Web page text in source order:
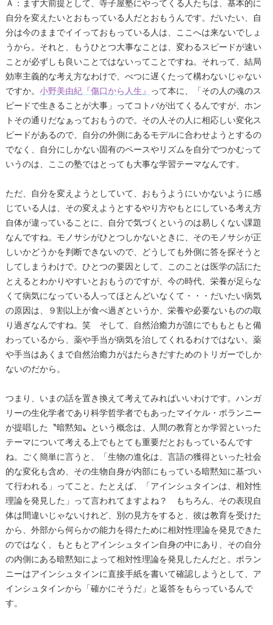
Ａ：まず大前提として、寺子屋塾にやってくる人たちは、基本的に
自分を変えたいとおもっている人だとおもうんです。だいたい、自
分は今のままでイイっておもっている人は、ここへは来ないでしょ
うから。それと、もうひとつ大事なことは、変わるスピードが速い
ことが必ずしも良いことではないってことですね。それって、結局
効率主義的な考え方なわけで、べつに遅くたって構わないじゃない
ですか。 小野美由紀『傷口から人生』って本に、「その人の魂のス
ピードで生きることが大事」ってコトバが出てくるんですが、ホン
トその通りだなぁっておもうので。その人その人に相応しい変化ス
ピードがあるので、自分の外側にあるモデルに合わせようとするの
でなく、自分にしかない固有のペースやリズムを自分でつかむって
いうのは、ここの塾ではとっても大事な学習テーマなんです。
ただ、自分を変えようとしていて、おもうようにいかないように感
じている人は、その変えようとするやり方やもとにしている考え方
自体が違っていることに、自分で気づくというのは易しくない課題
なんですね。モノサシがひとつしかないときに、そのモノサシが正
しいかどうかを判断できないので、どうしても外側に答を探そうと
してしまうわけで。ひとつの要因として、このことは医学の話にた
とえるとわかりやすいとおもうのですが、今の時代、栄養が足らな
くて病気になっている人ってほとんどいなくて・・・だいたい病気
の原因は、９割以上が食べ過ぎというか、栄養や必要ないものの取
り過ぎなんですね。笑 そして、自然治癒力が誰にでももともと備
わっているから、薬や手当が病気を治してくれるわけではない。薬
や手当はあくまで自然治癒力がはたらきだすためのトリガーでしか
ないのだから。
つまり、いまの話を置き換えて考えてみればいいわけです。ハンガ
リーの生化学者であり科学哲学者でもあったマイケル・ポランニー
が提唱した〝暗黙知〟という概念は、人間の教育とか学習といった
テーマについて考える上でもとても重要だとおもっているんです
ね。ごく簡単に言うと、「生物の進化は、言語の獲得といった社会
的な変化も含め、その生物自身が内部にもっている暗黙知に基づい
て行われる」ってこと。たとえば、「アインシュタインは、相対性
理論を発見した」って言われてますよね？ もちろん、その表現自
体は間違いじゃないけれど、別の見方をすると、彼は教育を受けた
から、外部から何らかの能力を得たために相対性理論を発見できた
のではなく、もともとアインシュタイン自身の中にあり、その自分
の内側にある暗黙知によって相対性理論を発見したんだと。ポラン
ニーはアインシュタインに直接手紙を書いて確認しようとして、ア
インシュタインから「確かにそうだ」と返答をもらっているんで
す。